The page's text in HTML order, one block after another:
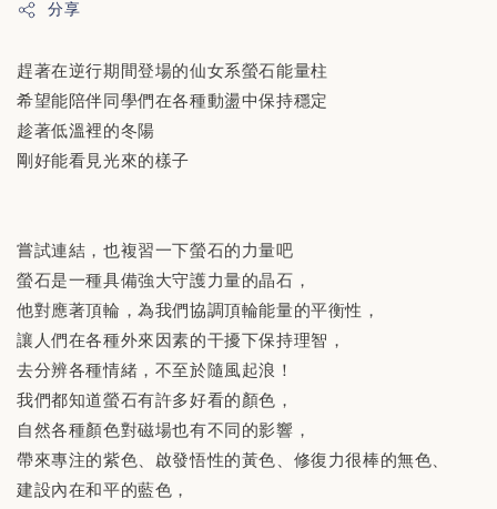
分享
趕著在逆行期間登場的仙女系螢石能量柱
希望能陪伴同學們在各種動盪中保持穩定
趁著低溫裡的冬陽
剛好能看見光來的樣子
嘗試連結，也複習一下螢石的力量吧
螢石是一種具備強大守護力量的晶石，
他對應著頂輪，為我們協調頂輪能量的平衡性，
讓人們在各種外來因素的干擾下保持理智，
去分辨各種情緒，不至於隨風起浪！
我們都知道螢石有許多好看的顏色，
自然各種顏色對磁場也有不同的影響，
帶來專注的紫色、啟發悟性的黃色、修復力很棒的無色、
建設內在和平的藍色，